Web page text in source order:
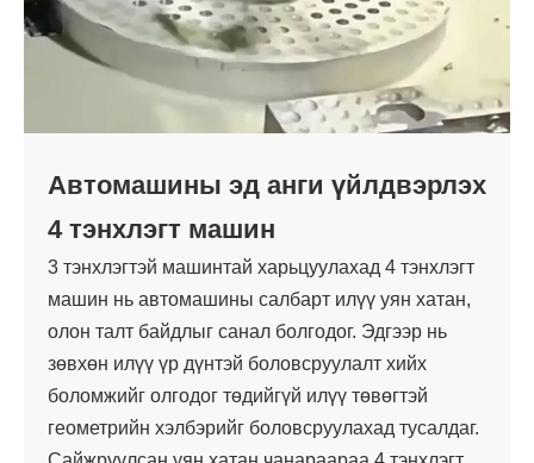
Автомашины эд анги үйлдвэрлэх
4 тэнхлэгт машин
3 тэнхлэгтэй машинтай харьцуулахад 4 тэнхлэгт
машин нь автомашины салбарт илүү уян хатан,
олон талт байдлыг санал болгодог. Эдгээр нь
зөвхөн илүү үр дүнтэй боловсруулалт хийх
боломжийг олгодог төдийгүй илүү төвөгтэй
геометрийн хэлбэрийг боловсруулахад тусалдаг.